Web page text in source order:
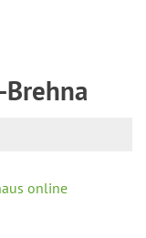
online